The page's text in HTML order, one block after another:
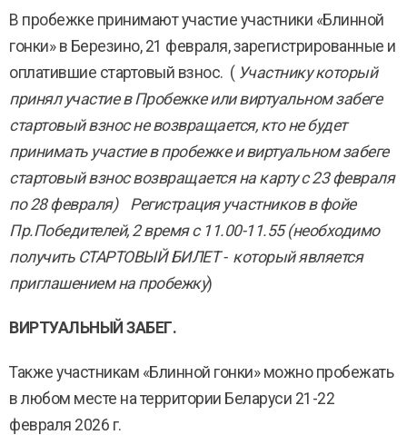
В пробежке принимают участие участники «Блинной
гонки» в Березино, 21 февраля, зарегистрированные и
оплатившие стартовый взнос. ( Участнику который
принял участие в Пробежке или виртуальном забеге
стартовый взнос не возвращается, кто не будет
принимать участие в пробежке и виртуальном забеге
стартовый взнос возвращается на карту с 23 февраля
по 28 февраля) Регистрация участников в фойе
Пр.Победителей, 2 время с 11.00-11.55 (необходимо
получить СТАРТОВЫЙ БИЛЕТ - который является
приглашением на пробежку)
ВИРТУАЛЬНЫЙ ЗАБЕГ.
Также участникам «Блинной гонки» можно пробежать
в любом месте на территории Беларуси 21-22
февраля 2026 г.